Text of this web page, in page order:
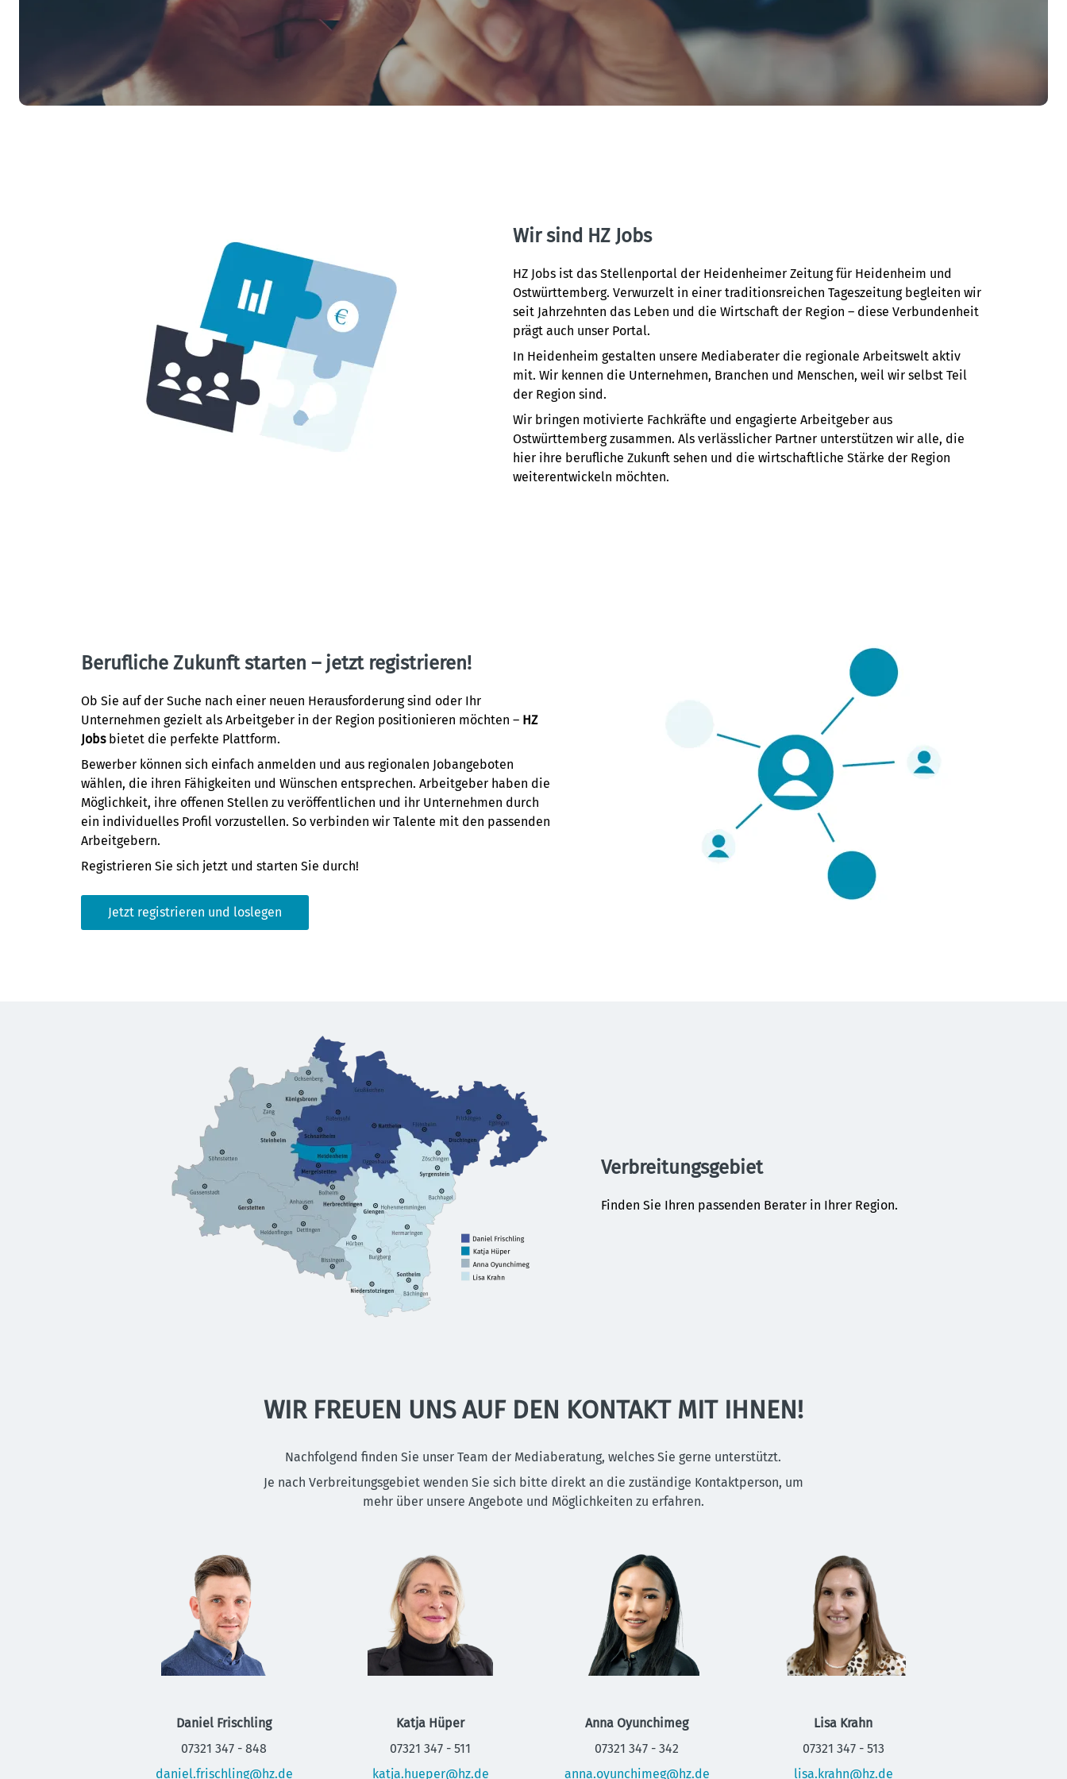
Wir sind HZ Jobs
HZ Jobs ist das Stellenportal der Heidenheimer Zeitung für Heidenheim und
Ostwürttemberg. Verwurzelt in einer traditionsreichen Tageszeitung begleiten wir
seit Jahrzehnten das Leben und die Wirtschaft der Region – diese Verbundenheit
prägt auch unser Portal.
In Heidenheim gestalten unsere Mediaberater die regionale Arbeitswelt aktiv
mit. Wir kennen die Unternehmen, Branchen und Menschen, weil wir selbst Teil
der Region sind.
Wir bringen motivierte Fachkräfte und engagierte Arbeitgeber aus
Ostwürttemberg zusammen. Als verlässlicher Partner unterstützen wir alle, die
hier ihre berufliche Zukunft sehen und die wirtschaftliche Stärke der Region
weiterentwickeln möchten.
Berufliche Zukunft starten – jetzt registrieren!
Ob Sie auf der Suche nach einer neuen Herausforderung sind oder Ihr
Unternehmen gezielt als Arbeitgeber in der Region positionieren möchten – HZ
Jobsbietet die perfekte Plattform.
Bewerber können sich einfach anmelden und aus regionalen Jobangeboten
wählen, die ihren Fähigkeiten und Wünschen entsprechen. Arbeitgeber haben die
Möglichkeit, ihre offenen Stellen zu veröffentlichen und ihr Unternehmen durch
ein individuelles Profil vorzustellen. So verbinden wir Talente mit den passenden
Arbeitgebern.
Registrieren Sie sich jetzt und starten Sie durch!
Jetzt registrieren und loslegen
Verbreitungsgebiet
Finden Sie Ihren passenden Berater in Ihrer Region.
WIR FREUEN UNS AUF DEN KONTAKT MIT IHNEN!
Nachfolgend finden Sie unser Team der Mediaberatung, welches Sie gerne unterstützt.
Je nach Verbreitungsgebiet wenden Sie sich bitte direkt an die zuständige Kontaktperson, um
mehr über unsere Angebote und Möglichkeiten zu erfahren.
Daniel Frischling
07321 347 - 848
daniel.frischling@hz.de
Katja Hüper
07321 347 - 511
katja.hueper@hz.de
Anna Oyunchimeg
07321 347 - 342
anna.oyunchimeg@hz.de
Lisa Krahn
07321 347 - 513
lisa.krahn@hz.de